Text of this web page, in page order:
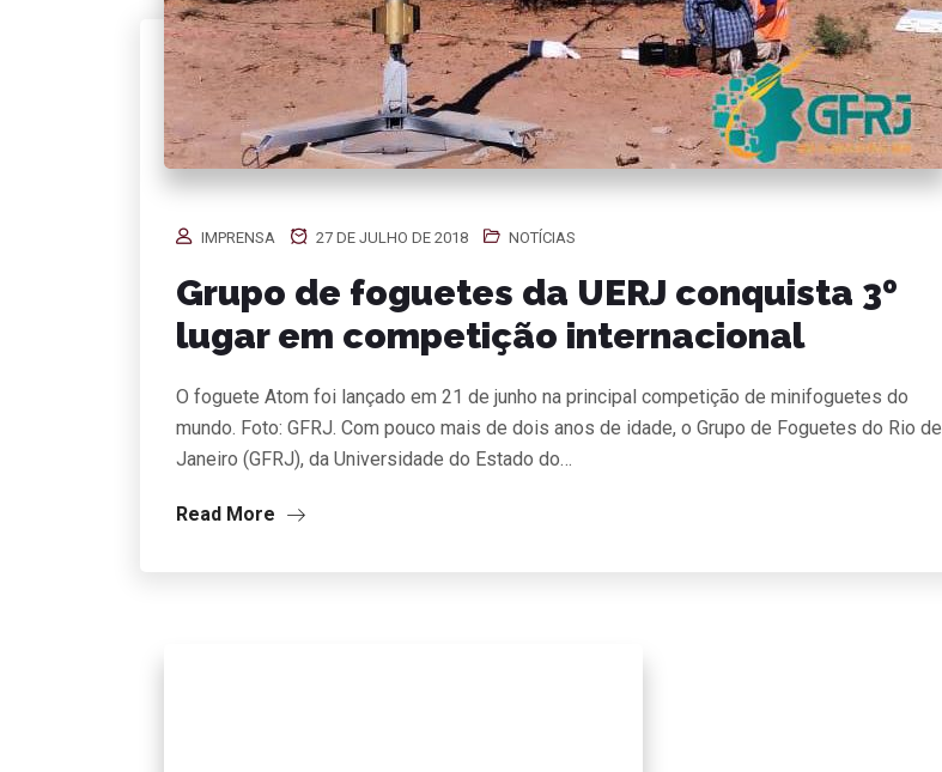
IMPRENSA 27 DE JULHO DE 2018 NOTÍCIAS
Grupo de foguetes da UERJ conquista 3º
lugar em competição internacional
O foguete Atom foi lançado em 21 de junho na principal competição de minifoguetes do
mundo. Foto: GFRJ. Com pouco mais de dois anos de idade, o Grupo de Foguetes do Rio de
Janeiro (GFRJ), da Universidade do Estado do…
Read More